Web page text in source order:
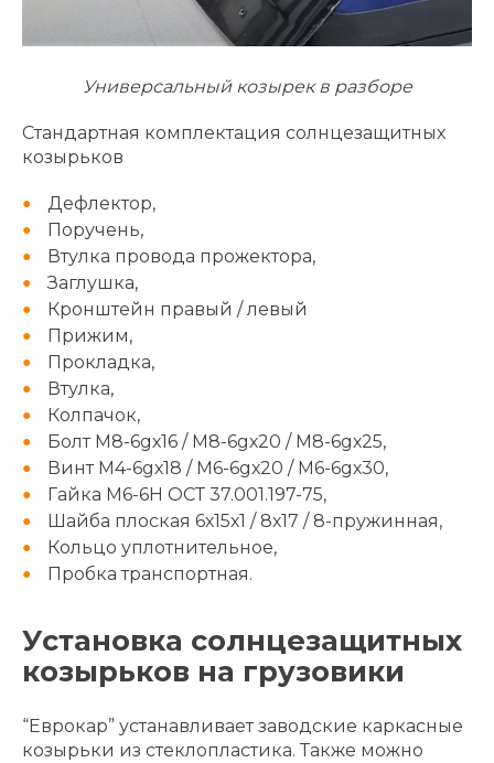
Универсальный козырек в разборе
Стандартная комплектация солнцезащитных
козырьков
Дефлектор,
Поручень,
Втулка провода прожектора,
Заглушка,
Кронштейн правый / левый
Прижим,
Прокладка,
Втулка,
Колпачок,
Болт М8-6gх16 / М8-6gх20 / М8-6gх25,
Винт М4-6gх18 / М6-6gх20 / М6-6gх30,
Гайка М6-6Н ОСТ 37.001.197-75,
Шайба плоская 6х15х1 / 8х17 / 8-пружинная,
Кольцо уплотнительное,
Пробка транспортная.
Установка солнцезащитных
козырьков на грузовики
“Еврокар” устанавливает заводские каркасные
козырьки из стеклопластика. Также можно